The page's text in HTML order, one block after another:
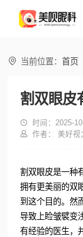
 当前位置：首页
割双眼皮
 时间：2025-
 作者： 美好视
割双眼皮是一种
拥有更美丽的双
到这个目的。然
导致上睑皱襞变
有经验的医生，